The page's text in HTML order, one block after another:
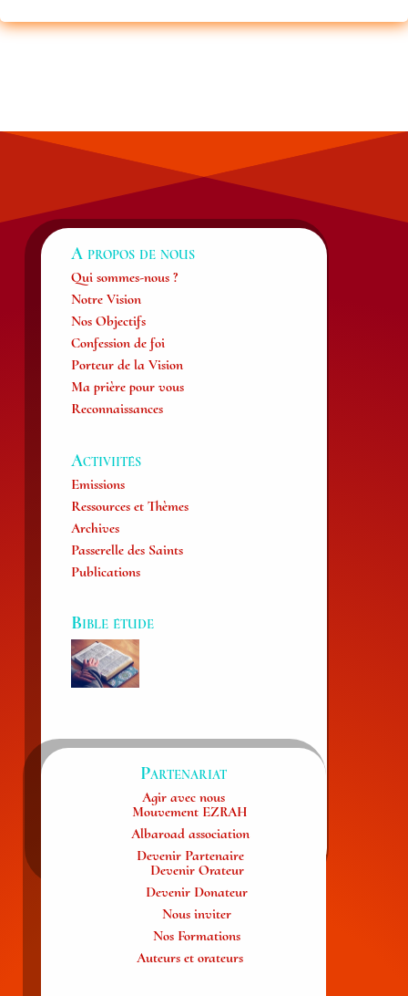
A propos de nous
Qui sommes-nous ?
Notre Vision
Nos Objectifs
Confession de foi
Porteur de la Vision
Ma prière pour vous
Reconnaissances
Activiités
Emissions
Ressources et Thèmes
Archives
Passerelle des Saints
Publications
Bible étude
Partenariat
Agir avec nous
Mouvement EZRAH
Albaroad association
Devenir Partenaire
Devenir Orateur
Devenir Donateur
Nous inviter
Nos Formations
Auteurs et orateurs